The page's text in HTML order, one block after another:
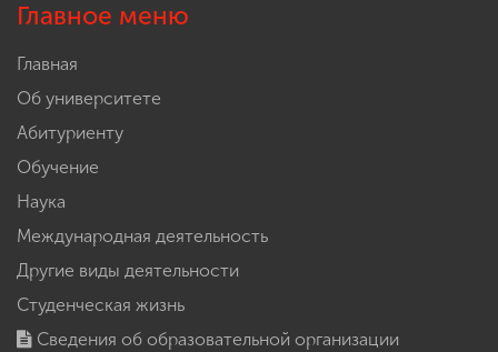
Главное меню
Главная
Об университете
Абитуриенту
Обучение
Наука
Международная деятельность
Другие виды деятельности
Студенческая жизнь
Сведения об образовательной организации